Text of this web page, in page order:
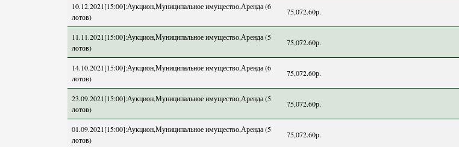
10.12.2021[15:00]:Аукцион,Муниципальное имущество,Аренда (6
лотов)
75,072.60р.
11.11.2021[15:00]:Аукцион,Муниципальное имущество,Аренда (5
лотов)
75,072.60р.
14.10.2021[15:00]:Аукцион,Муниципальное имущество,Аренда (6
лотов)
75,072.60р.
23.09.2021[15:00]:Аукцион,Муниципальное имущество,Аренда (5
лотов)
75,072.60р.
01.09.2021[15:00]:Аукцион,Муниципальное имущество,Аренда (5
лотов)
75,072.60р.